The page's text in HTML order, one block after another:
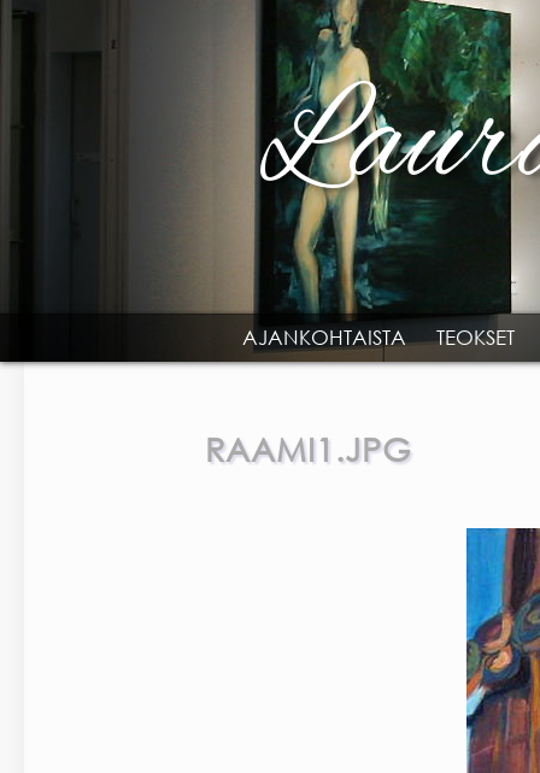
Skip to main content
MAIN MENU
AJANKOHTAISTA TEOKSET
RAAMI1.JPG